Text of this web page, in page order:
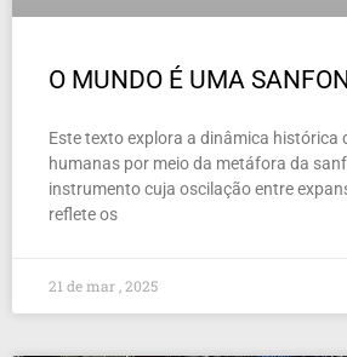
O MUNDO É UMA
Este texto explora a dinâmica histórica
humanas por meio da metáfora da
instrumento cuja oscilação entre
reflete os
21 de mar , 2025